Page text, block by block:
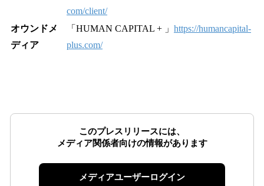
com/client/
オウンドメ
ディア
「HUMAN CAPITAL + 」 https://humancapital-
plus.com/
このプレスリリースには、
メディア関係者向けの情報があります
メディアユーザーログイン